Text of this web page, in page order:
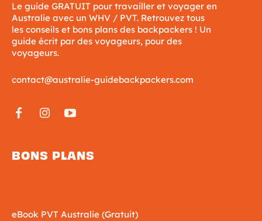
Le guide GRATUIT pour travailler et voyager en
Australie avec un WHV / PVT. Retrouvez tous
les conseils et bons plans des backpackers ! Un
guide écrit par des voyageurs, pour des
voyageurs.
contact@australie-guidebackpackers.com
BONS PLANS
eBook PVT Australie (Gratuit)